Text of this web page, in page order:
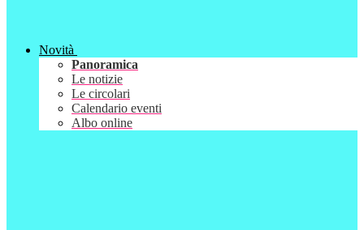
Novità
Panoramica
Le notizie
Le circolari
Calendario eventi
Albo online